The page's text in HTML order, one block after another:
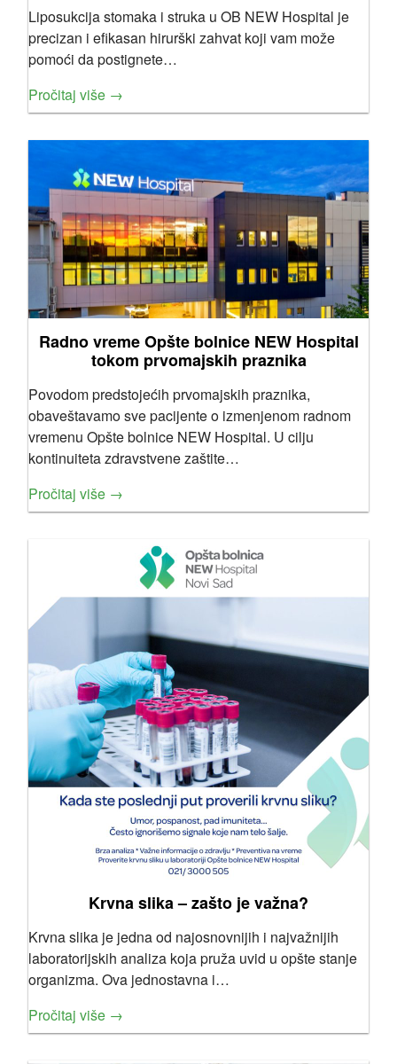
Liposukcija stomaka i struka u OB NEW Hospital je
precizan i efikasan hirurški zahvat koji vam može
pomoći da postignete…
Pročitaj više →
Radno vreme Opšte bolnice NEW Hospital
tokom prvomajskih praznika
Povodom predstojećih prvomajskih praznika,
obaveštavamo sve pacijente o izmenjenom radnom
vremenu Opšte bolnice NEW Hospital. U cilju
kontinuiteta zdravstvene zaštite…
Pročitaj više →
Krvna slika – zašto je važna?
Krvna slika je jedna od najosnovnijih i najvažnijih
laboratorijskih analiza koja pruža uvid u opšte stanje
organizma. Ova jednostavna i…
Pročitaj više →